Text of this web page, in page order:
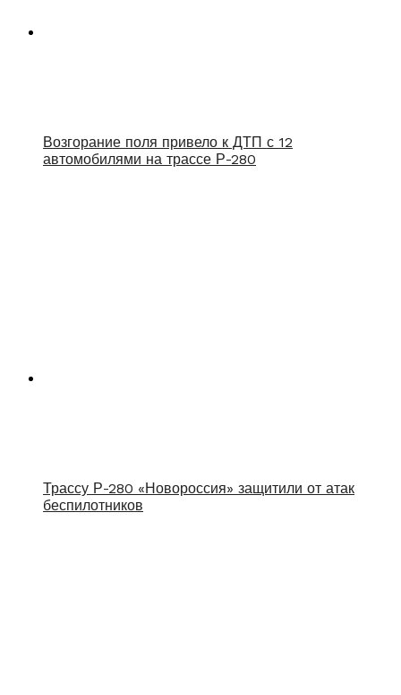
Возгорание поля привело к ДТП с 12
автомобилями на трассе Р-280
Трассу Р-280 «Новороссия» защитили от атак
беспилотников